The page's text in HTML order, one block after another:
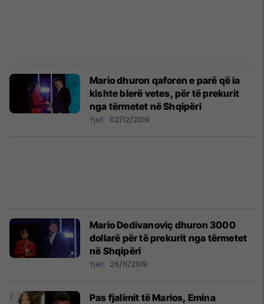
Mario dhuron qaforen e parë që ia
kishte blerë vetes, për të prekurit
nga tërmetet në Shqipëri
Yjet 02/12/2019
Mario Dedivanoviç dhuron 3000
dollarë për të prekurit nga tërmetet
në Shqipëri
Yjet 26/11/2019
Pas fjalimit të Marios, Emina